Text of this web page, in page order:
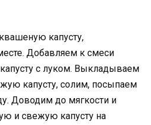
капусту,
Добавляем к смеси
с луком. Выкладываем
капусту, солим, посыпаем
Доводим до мягкости и
и свежую капусту на